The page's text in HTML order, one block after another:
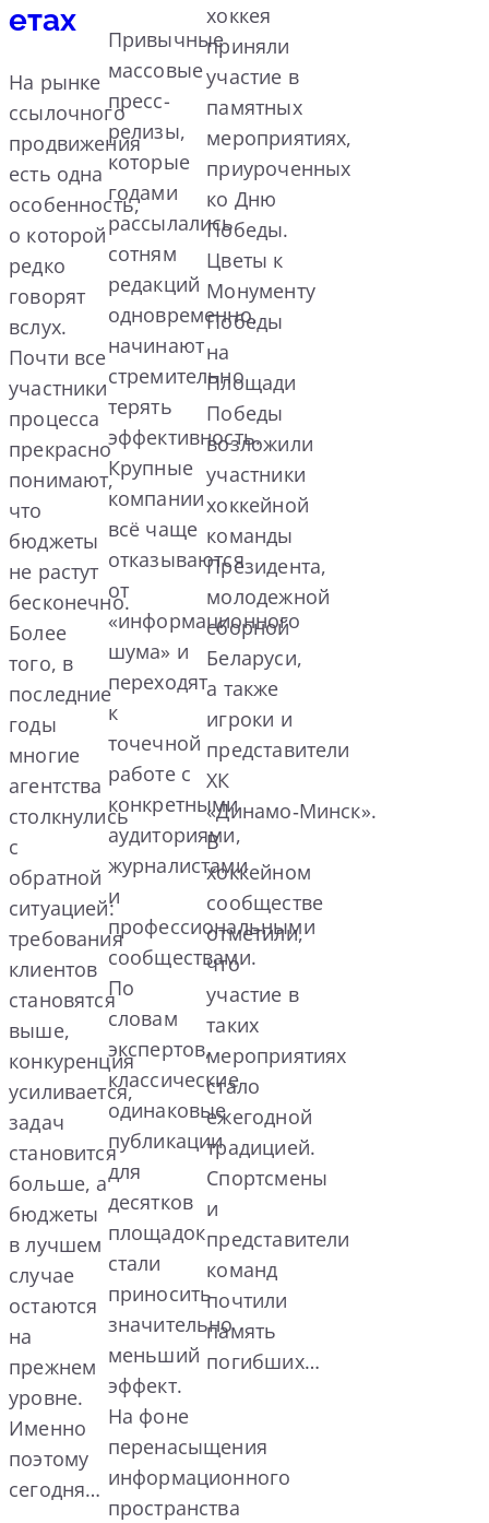
етах
На рынке
ссылочного
продвижения
есть одна
особенность,
о которой
редко
говорят
вслух.
Почти все
участники
процесса
прекрасно
понимают,
что
бюджеты
не растут
бесконечно.
Более
того, в
последние
годы
многие
агентства
столкнулись
с
обратной
ситуацией:
требования
клиентов
становятся
выше,
конкуренция
усиливается,
задач
становится
больше, а
бюджеты
в лучшем
случае
остаются
на
прежнем
уровне.
Именно
поэтому
сегодня…
Привычные
массовые
пресс-
релизы,
которые
годами
рассылались
сотням
редакций
одновременно,
начинают
стремительно
терять
эффективность.
Крупные
компании
всё чаще
отказываются
от
«информационного
шума» и
переходят
к
точечной
работе с
конкретными
аудиториями,
журналистами
и
профессиональными
сообществами.
По
словам
экспертов,
классические
одинаковые
публикации
для
десятков
площадок
стали
приносить
значительно
меньший
эффект.
На фоне
перенасыщения
информационного
пространства
хоккея
приняли
участие в
памятных
мероприятиях,
приуроченных
ко Дню
Победы.
Цветы к
Монументу
Победы
на
Площади
Победы
возложили
участники
хоккейной
команды
Президента,
молодежной
сборной
Беларуси,
а также
игроки и
представители
ХК
«Динамо‑Минск».
В
хоккейном
сообществе
отметили,
что
участие в
таких
мероприятиях
стало
ежегодной
традицией.
Спортсмены
и
представители
команд
почтили
память
погибших…